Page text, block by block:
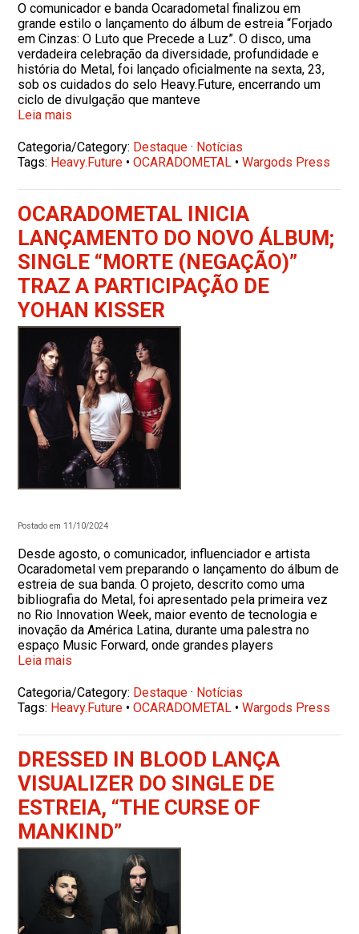
O comunicador e banda Ocaradometal finalizou em
grande estilo o lançamento do álbum de estreia “Forjado
em Cinzas: O Luto que Precede a Luz”. O disco, uma
verdadeira celebração da diversidade, profundidade e
história do Metal, foi lançado oficialmente na sexta, 23,
sob os cuidados do selo Heavy.Future, encerrando um
ciclo de divulgação que manteve
Leia mais
Categoria/Category: Destaque · Notícias
Tags: Heavy.Future •OCARADOMETAL •Wargods Press
OCARADOMETAL INICIA
LANÇAMENTO DO NOVO ÁLBUM;
SINGLE “MORTE (NEGAÇÃO)”
TRAZ A PARTICIPAÇÃO DE
YOHAN KISSER
Postado em 11/10/2024
Desde agosto, o comunicador, influenciador e artista
Ocaradometal vem preparando o lançamento do álbum de
estreia de sua banda. O projeto, descrito como uma
bibliografia do Metal, foi apresentado pela primeira vez
no Rio Innovation Week, maior evento de tecnologia e
inovação da América Latina, durante uma palestra no
espaço Music Forward, onde grandes players
Leia mais
Categoria/Category: Destaque · Notícias
Tags: Heavy.Future •OCARADOMETAL •Wargods Press
DRESSED IN BLOOD LANÇA
VISUALIZER DO SINGLE DE
ESTREIA, “THE CURSE OF
MANKIND”